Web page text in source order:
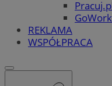
REKLAMA
WSPÓŁPRACA